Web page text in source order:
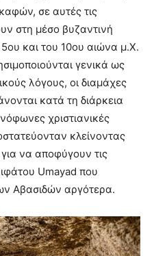
σε αυτές τις
στη μέσο βυζαντινή
και του 10ου αιώνα μ.Χ.
γενικά ως
λόγους, οι διαμάχες
κατά τη διάρκεια
χριστιανικές
κλείνοντας
να αποφύγουν τις
Umayad που
Αβασιδών αργότερα.